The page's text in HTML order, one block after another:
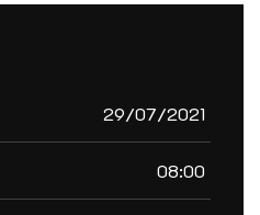
29/07/2021
08:00